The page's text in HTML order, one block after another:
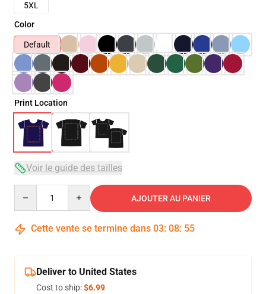
5XL
Color
Default
Print Location
Voir le guide des tailles
AJOUTER AU PANIER
Cette vente se termine dans 03: 08: 54
Deliver to United States
Cost to ship:$6.99